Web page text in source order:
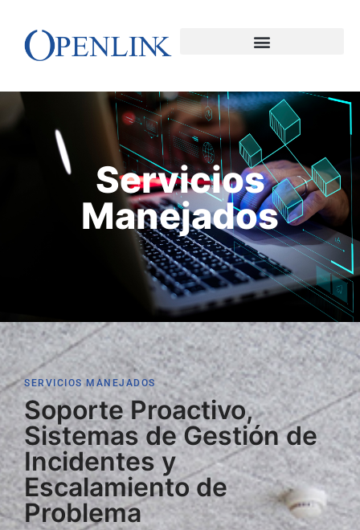
Servicios
Manejados
SERVICIOS MANEJADOS
Soporte Proactivo,
Sistemas de Gestión de
Incidentes y
Escalamiento de
Problema